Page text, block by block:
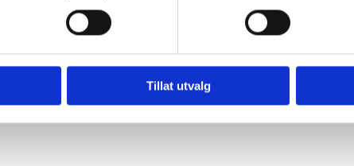
Tillat utvalg